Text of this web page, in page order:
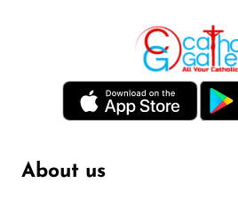
About us